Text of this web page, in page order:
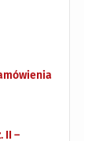
II –